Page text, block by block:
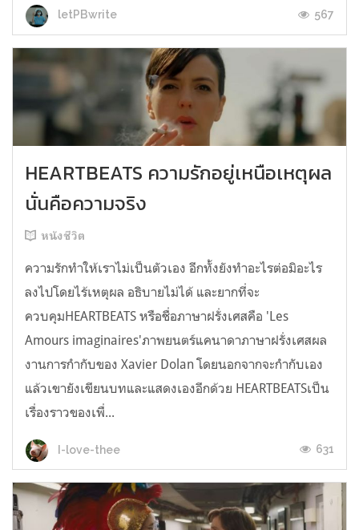
letPBwrite 567
HEARTBEATS ความรักอยู่เหนือเหตุผล
นั่นคือความจริง
หนังชีวิต
ความรักทำให้เราไม่เป็นตัวเอง อีกทั้งยังทำอะไรต่อมิอะไร
ลงไปโดยไร้เหตุผล อธิบายไม่ได้ และยากที่จะ
ควบคุมHEARTBEATS หรือชื่อภาษาฝรั่งเศสคือ 'Les
Amours imaginaires'ภาพยนตร์แคนาดาภาษาฝรั่งเศสผล
งานการกำกับของ Xavier Dolan โดยนอกจากจะกำกับเอง
แล้วเขายังเขียนบทและแสดงเองอีกด้วย HEARTBEATSเป็น
เรื่องราวของเพื่...
I-love-thee 631